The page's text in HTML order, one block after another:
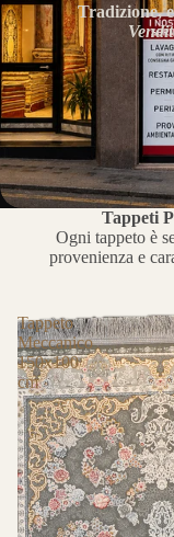
Tradizione,
Tappeti
Ogni tappeto è
provenienza e
Tappeto
Meccanico
150x100
cm